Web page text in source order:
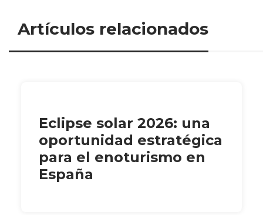
Artículos relacionados
Eclipse solar 2026: una
oportunidad estratégica
para el enoturismo en
España